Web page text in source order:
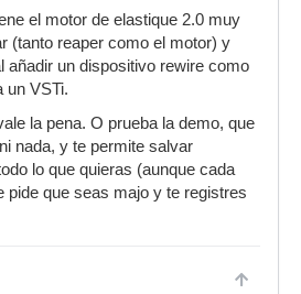
el motor de elastique 2.0 muy
(tanto reaper como el motor) y
añadir un dispositivo rewire como
un VSTi.
la pena. O prueba la demo, que
nada, y te permite salvar
lo que quieras (aunque cada
pide que seas majo y te registres